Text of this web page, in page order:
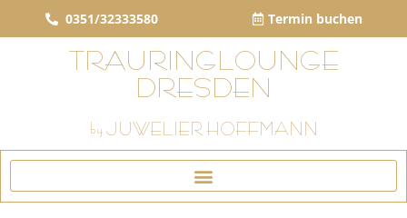
0351/32333580 Termin buchen
TRAURINGLOUNGE
DRESDEN
by JUWELIER HOFFMANN